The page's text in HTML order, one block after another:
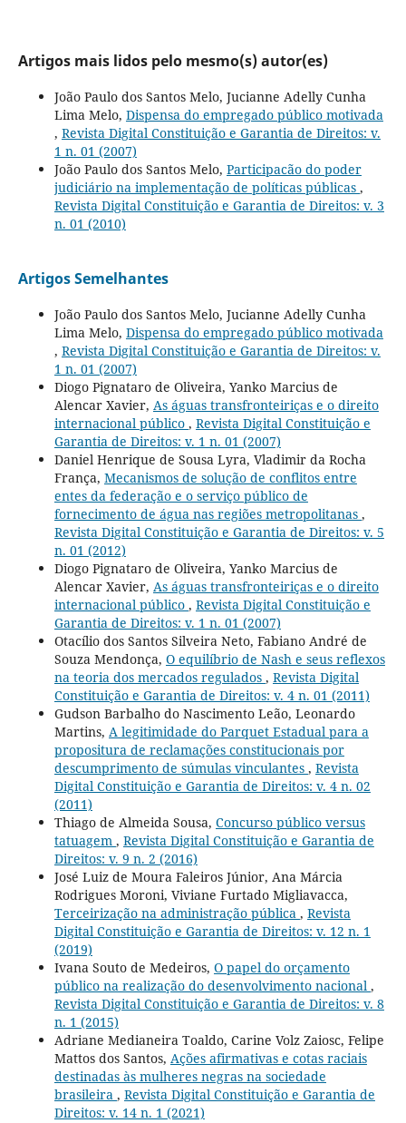
Artigos mais lidos pelo mesmo(s) autor(es)
João Paulo dos Santos Melo, Jucianne Adelly Cunha
Lima Melo, Dispensa do empregado público motivada
, Revista Digital Constituição e Garantia de Direitos: v.
1 n. 01 (2007)
João Paulo dos Santos Melo, Participacão do poder
judiciário na implementação de políticas públicas ,
Revista Digital Constituição e Garantia de Direitos: v. 3
n. 01 (2010)
Artigos Semelhantes
João Paulo dos Santos Melo, Jucianne Adelly Cunha
Lima Melo, Dispensa do empregado público motivada
, Revista Digital Constituição e Garantia de Direitos: v.
1 n. 01 (2007)
Diogo Pignataro de Oliveira, Yanko Marcius de
Alencar Xavier, As águas transfronteiriças e o direito
internacional público , Revista Digital Constituição e
Garantia de Direitos: v. 1 n. 01 (2007)
Daniel Henrique de Sousa Lyra, Vladimir da Rocha
França, Mecanismos de solução de conflitos entre
entes da federação e o serviço público de
fornecimento de água nas regiões metropolitanas ,
Revista Digital Constituição e Garantia de Direitos: v. 5
n. 01 (2012)
Diogo Pignataro de Oliveira, Yanko Marcius de
Alencar Xavier, As águas transfronteiriças e o direito
internacional público , Revista Digital Constituição e
Garantia de Direitos: v. 1 n. 01 (2007)
Otacílio dos Santos Silveira Neto, Fabiano André de
Souza Mendonça, O equilíbrio de Nash e seus reflexos
na teoria dos mercados regulados , Revista Digital
Constituição e Garantia de Direitos: v. 4 n. 01 (2011)
Gudson Barbalho do Nascimento Leão, Leonardo
Martins, A legitimidade do Parquet Estadual para a
propositura de reclamações constitucionais por
descumprimento de súmulas vinculantes , Revista
Digital Constituição e Garantia de Direitos: v. 4 n. 02
(2011)
Thiago de Almeida Sousa, Concurso público versus
tatuagem , Revista Digital Constituição e Garantia de
Direitos: v. 9 n. 2 (2016)
José Luiz de Moura Faleiros Júnior, Ana Márcia
Rodrigues Moroni, Viviane Furtado Migliavacca,
Terceirização na administração pública , Revista
Digital Constituição e Garantia de Direitos: v. 12 n. 1
(2019)
Ivana Souto de Medeiros, O papel do orçamento
público na realização do desenvolvimento nacional ,
Revista Digital Constituição e Garantia de Direitos: v. 8
n. 1 (2015)
Adriane Medianeira Toaldo, Carine Volz Zaiosc, Felipe
Mattos dos Santos, Ações afirmativas e cotas raciais
destinadas às mulheres negras na sociedade
brasileira , Revista Digital Constituição e Garantia de
Direitos: v. 14 n. 1 (2021)